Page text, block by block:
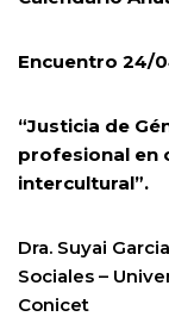
Encuentro 24/
“Justicia de
profesional en
intercultural”.
Dra. Suyai
Sociales –
Conicet